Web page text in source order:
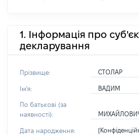
1. Інформація про
декларування
Прізвище: СТОЛАР
Ім'я: ВАДИМ
По батькові (за
наявності):
Дата народження: